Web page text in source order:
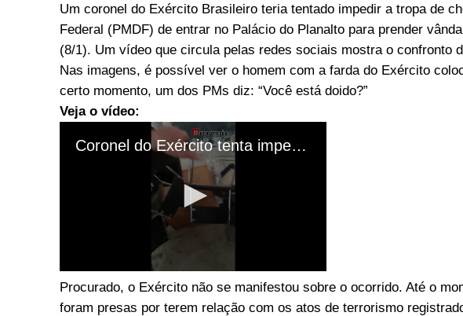
Um coronel do Exército Brasileiro teria tentado impedir a tropa de
Federal (PMDF) de entrar no Palácio do Planalto para prender
(8/1). Um vídeo que circula pelas redes sociais mostra o confronto
Nas imagens, é possível ver o homem com a farda do Exército
certo momento, um dos PMs diz: “Você está doido?”
Veja o vídeo:
Procurado, o Exército não se manifestou sobre o ocorrido. Até o
foram presas por terem relação com os atos de terrorismo